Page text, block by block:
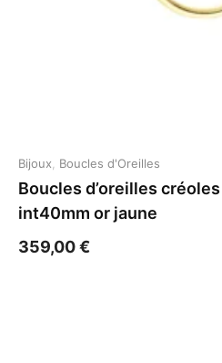
Bijoux Boucles d'Oreilles
Boucles d’oreilles
int40mm or jaune
359,00€